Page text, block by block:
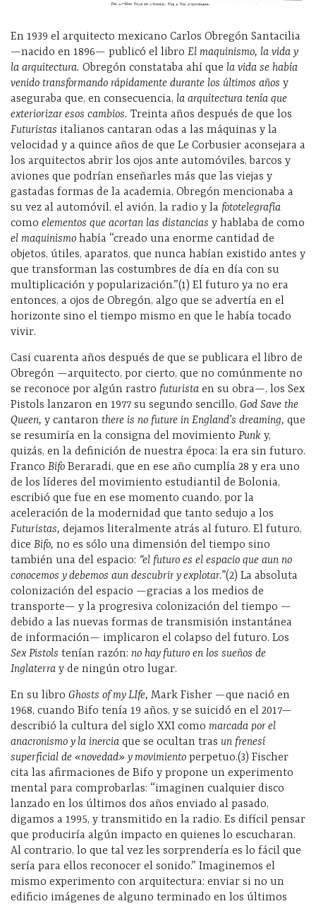
En 1939 el arquitecto mexicano Carlos Obregón Santacilia
—nacido en 1896— publicó el libro El maquinismo, la vida y
la arquitectura. Obregón constataba ahí que la vida se había
venido transformando rápidamente durante los últimos años y
aseguraba que, en consecuencia, la arquitectura tenía que
exteriorizar esos cambios. Treinta años después de que los
Futuristas italianos cantaran odas a las máquinas y la
velocidad y a quince años de que Le Corbusier aconsejara a
los arquitectos abrir los ojos ante automóviles, barcos y
aviones que podrían enseñarles más que las viejas y
gastadas formas de la academia, Obregón mencionaba a
su vez al automóvil, el avión, la radio y la fototelegrafía
como elementos que acortan las distancias y hablaba de como
el maquinismo había “creado una enorme cantidad de
objetos, útiles, aparatos, que nunca habían existido antes y
que transforman las costumbres de día en día con su
multiplicación y popularización.”(1) El futuro ya no era
entonces, a ojos de Obregón, algo que se advertía en el
horizonte sino el tiempo mismo en que le había tocado
vivir.
Casi cuarenta años después de que se publicara el libro de
Obregón —arquitecto, por cierto, que no comúnmente no
se reconoce por algún rastro futurista en su obra—, los Sex
Pistols lanzaron en 1977 su segundo sencillo, God Save the
Queen, y cantaron there is no future in England’s dreaming, que
se resumiría en la consigna del movimiento Punk y,
quizás, en la definición de nuestra época: la era sin futuro.
Franco Bifo Beraradi, que en ese año cumplía 28 y era uno
de los líderes del movimiento estudiantil de Bolonia,
escribió que fue en ese momento cuando, por la
aceleración de la modernidad que tanto sedujo a los
Futuristas, dejamos literalmente atrás al futuro. El futuro,
dice Bifo, no es sólo una dimensión del tiempo sino
también una del espacio: “el futuro es el espacio que aun no
conocemos y debemos aun descubrir y explotar.”(2) La absoluta
colonización del espacio —gracias a los medios de
transporte— y la progresiva colonización del tiempo —
debido a las nuevas formas de transmisión instantánea
de información— implicaron el colapso del futuro. Los
Sex Pistols tenían razón: no hay futuro en los sueños de
Inglaterra y de ningún otro lugar.
En su libro Ghosts of my LIfe, Mark Fisher —que nació en
1968, cuando Bifo tenía 19 años, y se suicidó en el 2017—
describió la cultura del siglo XXI como marcada por el
anacronismo y la inercia que se ocultan tras un frenesí
superficial de «novedad» y movimiento perpetuo.(3) Fischer
cita las afirmaciones de Bifo y propone un experimento
mental para comprobarlas: “imaginen cualquier disco
lanzado en los últimos dos años enviado al pasado,
digamos a 1995, y transmitido en la radio. Es difícil pensar
que produciría algún impacto en quienes lo escucharan.
Al contrario, lo que tal vez les sorprendería es lo fácil que
sería para ellos reconocer el sonido.” Imaginemos el
mismo experimento con arquitectura: enviar si no un
edificio imágenes de alguno terminado en los últimos